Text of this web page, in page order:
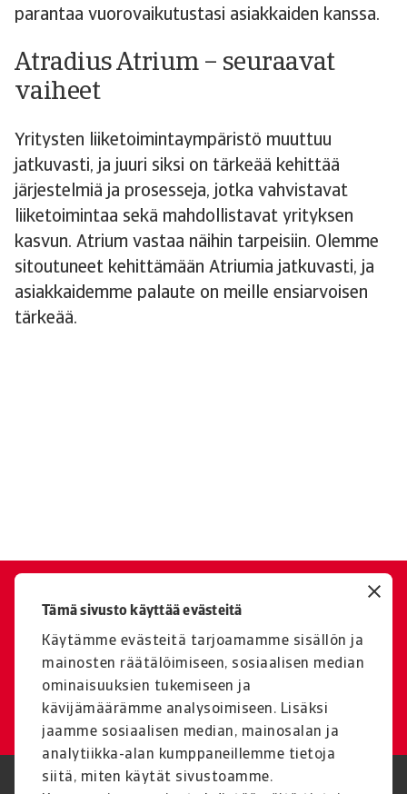
Tämä sivusto käyttää evästeitä
Käytämme evästeitä tarjoamamme sisällön ja
mainosten räätälöimiseen, sosiaalisen median
ominaisuuksien tukemiseen ja
kävijämäärämme analysoimiseen. Lisäksi
jaamme sosiaalisen median, mainosalan ja
analytiikka-alan kumppaneillemme tietoja
siitä, miten käytät sivustoamme.
parantaa vuorovaikutustasi asiakkaiden kanssa.
Atradius Atrium – seuraavat
vaiheet
Yritysten liiketoimintaympäristö muuttuu
jatkuvasti, ja juuri siksi on tärkeää kehittää
järjestelmiä ja prosesseja, jotka vahvistavat
liiketoimintaa sekä mahdollistavat yrityksen
kasvun. Atrium vastaa näihin tarpeisiin. Olemme
sitoutuneet kehittämään Atriumia jatkuvasti, ja
asiakkaidemme palaute on meille ensiarvoisen
tärkeää.
Ota yhteyttä
Ota yhteyttä, jos sinulla on
kysyttävää tai tarvitset tukea
Ota yhteyttä meihin